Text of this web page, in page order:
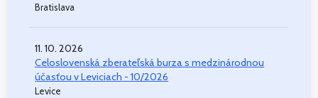
Bratislava
11. 10. 2026
Celoslovenská zberateľská burza s medzinárodnou
účasťou v Leviciach - 10/2026
Levice